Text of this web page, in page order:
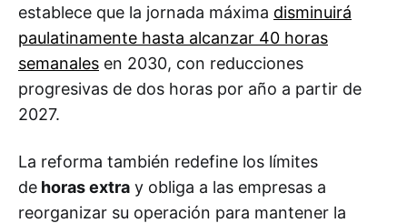
establece que la jornada máxima disminuirá
paulatinamente hasta alcanzar 40 horas
semanales en 2030, con reducciones
progresivas de dos horas por año a partir de
2027.
La reforma también redefine los límites
de horas extra y obliga a las empresas a
reorganizar su operación para mantener la